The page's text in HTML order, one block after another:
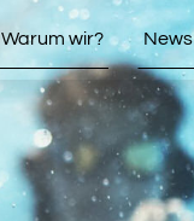
Warum wir? News